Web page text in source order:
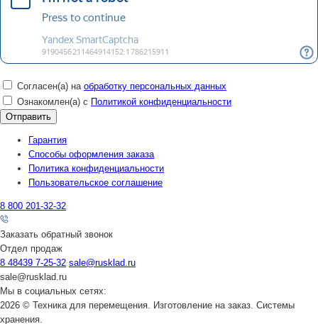
Согласен(а) на обработку персональных данных
Ознакомлен(а) с Политикой конфиденциальности
Гарантия
Способы оформления заказа
Политика конфиденциальности
Пользовательское соглашение
8 800 201-32-32
Заказать обратный звонок
Отдел продаж
8 48439 7-25-32 sale@rusklad.ru
sale@rusklad.ru
Мы в социальных сетях:
2026 © Техника для перемещения. Изготовление на заказ. Системы
хранения.